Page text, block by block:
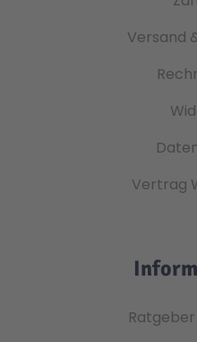
Versand
Vertrag